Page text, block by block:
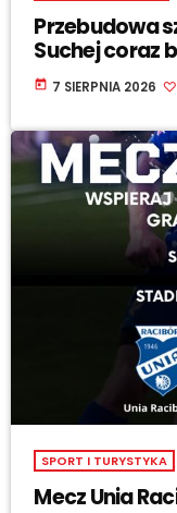
Przebudowa
Suchej coraz
today 7 SIERPNIA 2026
SPORT I TURYSTYKA
Mecz Unia